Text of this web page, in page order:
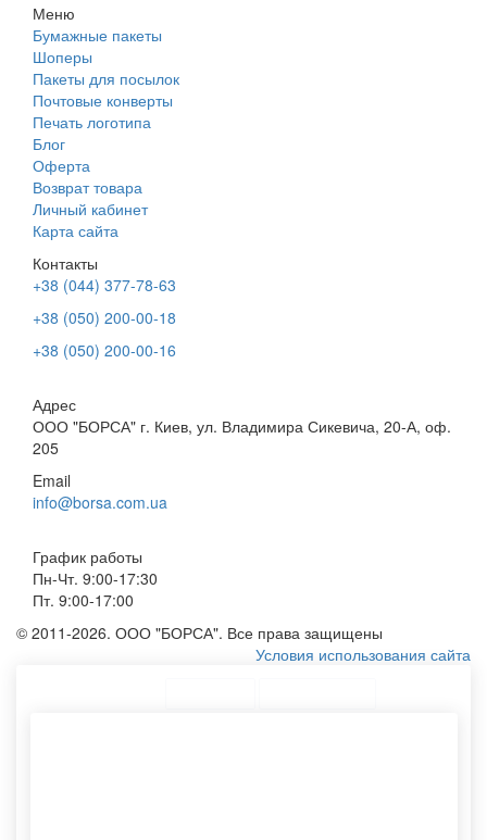
Меню
Бумажные пакеты
Шоперы
Пакеты для посылок
Почтовые конверты
Печать логотипа
Блог
Оферта
Возврат товара
Личный кабинет
Карта сайта
Контакты
+38 (044) 377-78-63
+38 (050) 200-00-18
+38 (050) 200-00-16
Адрес
ООО "БОРСА" г. Киев, ул. Владимира Сикевича, 20-А, оф.
205
Email
info@borsa.com.ua
График работы
Пн-Чт. 9:00-17:30
Пт. 9:00-17:00
© 2011-2026. ООО "БОРСА". Все права защищены
Условия использования сайта